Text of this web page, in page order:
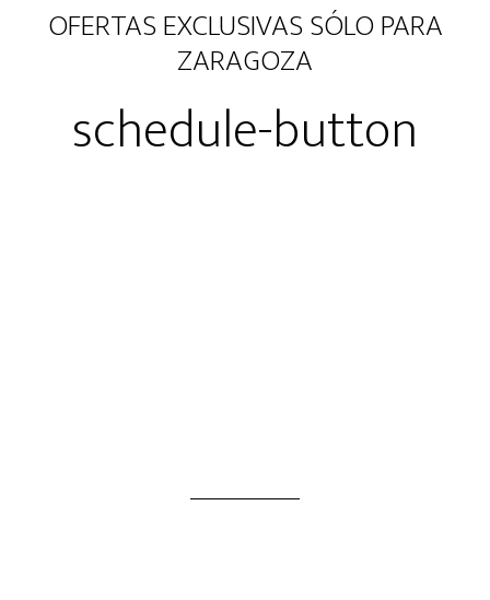
OFERTAS EXCLUSIVAS SÓLO PARA
ZARAGOZA
schedule-button